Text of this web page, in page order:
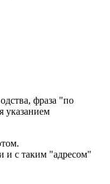
фраза "по
указанием
и с таким "адресом"